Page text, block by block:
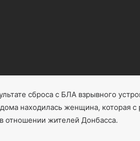
сброса с БЛА взрывного
находилась женщина, которая с
отношении жителей Донбасса.